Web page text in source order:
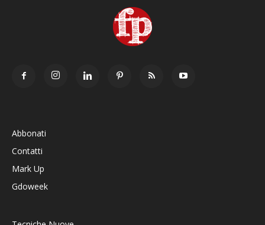
Abbonati
Contatti
Mark Up
Gdoweek